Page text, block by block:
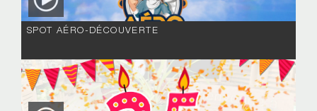
SPOT AÉRO-DÉCOUVERTE